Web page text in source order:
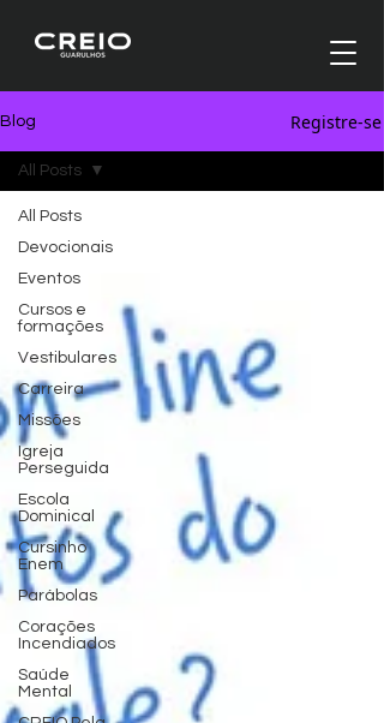
Blog Registre-se
All Posts
Devocionais
Eventos
Cursos e
formações
Vestibulares
Carreira
Missões
Igreja
Perseguida
Escola
Dominical
Cursinho
Enem
Parábolas
Corações
Incendiados
Saúde
Mental
All Posts